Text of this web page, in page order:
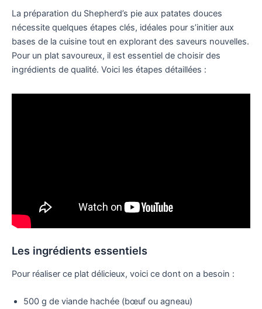
La préparation du Shepherd’s pie aux patates douces
nécessite quelques étapes clés, idéales pour s’initier aux
bases de la cuisine tout en explorant des saveurs nouvelles.
Pour un plat savoureux, il est essentiel de choisir des
ingrédients de qualité. Voici les étapes détaillées :
Les ingrédients essentiels
Pour réaliser ce plat délicieux, voici ce dont on a besoin :
500 g de viande hachée (bœuf ou agneau)